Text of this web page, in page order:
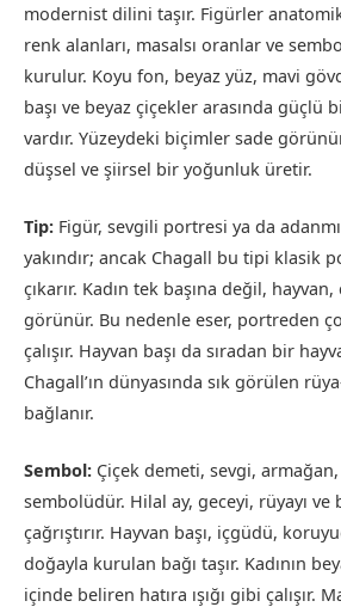
modernist dilini taşır. Figürler
renk alanları, masalsı oranlar ve
kurulur. Koyu fon, beyaz yüz, mavi
başı ve beyaz çiçekler arasında güçlü
vardır. Yüzeydeki biçimler sade
düşsel ve şiirsel bir yoğunluk üretir.
Tip: Figür, sevgili portresi ya da
yakındır; ancak Chagall bu tipi klasik
çıkarır. Kadın tek başına değil,
görünür. Bu nedenle eser, portreden
çalışır. Hayvan başı da sıradan bir
Chagall’ın dünyasında sık görülen
bağlanır.
Sembol: Çiçek demeti, sevgi, armağan,
sembolüdür. Hilal ay, geceyi, rüyayı ve
çağrıştırır. Hayvan başı, içgüdü,
doğayla kurulan bağı taşır. Kadının
içinde beliren hatıra ışığı gibi çalışır.